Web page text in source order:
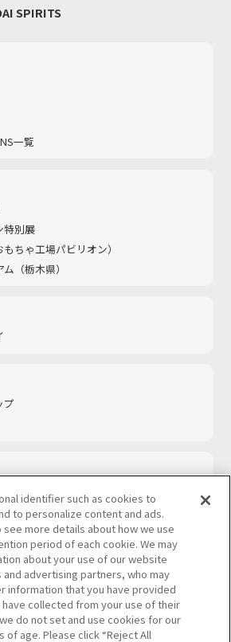
SPIRITS
一覧
特別展
ちゃ工場パビリオン）​
（栃木県）
プ
ソーシャルメディアポリシー
identifier such as cookies to
to personalize content and ads.
see more details about how we use
period of each cookie. We may
about your use of our website
advertising partners, who may
information that you have provided
collected from your use of their
do not set and use cookies for our
of age. Please click “Reject All